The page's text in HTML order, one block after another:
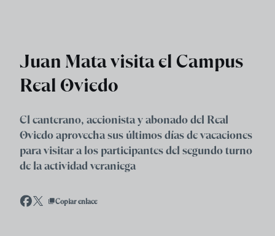
Juan Mata visita el Campus
Real Oviedo
El canterano, accionista y abonado del Real
Oviedo aprovecha sus últimos días de vacaciones
para visitar a los participantes del segundo turno
de la actividad veraniega
Copiar enlace